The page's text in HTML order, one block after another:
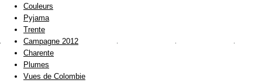
Couleurs
Pyjama
Trente
Campagne 2012
Charente
Plumes
Vues de Colombie